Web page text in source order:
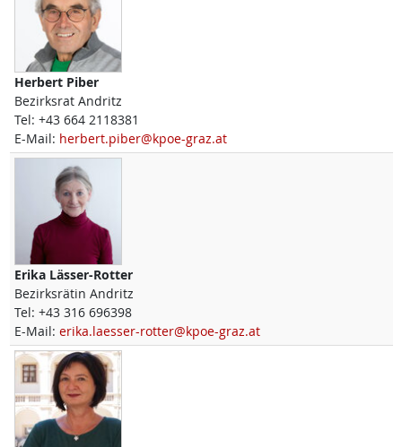
Herbert Piber
Bezirksrat Andritz
Tel: +43 664 2118381
E-Mail: herbert.piber@kpoe-graz.at
Erika Lässer-Rotter
Bezirksrätin Andritz
Tel: +43 316 696398
E-Mail: erika.laesser-rotter@kpoe-graz.at